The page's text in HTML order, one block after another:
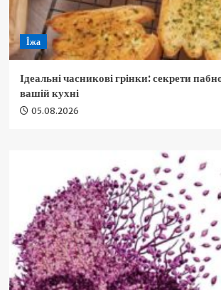
Їжа
Ідеальні часникові грінки: секрети
вашій кухні
05.08.2026